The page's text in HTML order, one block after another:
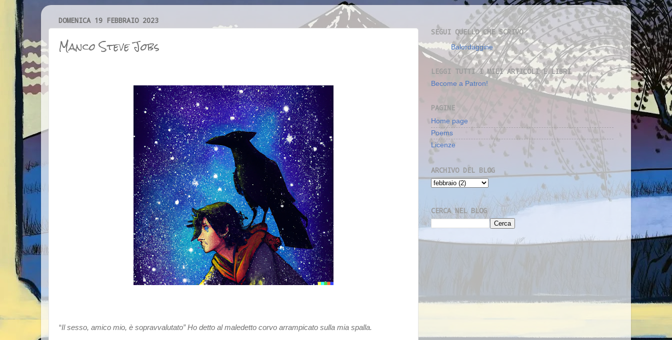
DOMENICA 19 FEBBRAIO 2023
Manco Steve Jobs
“Il sesso, amico mio, è sopravvalutato” Ho detto al maledetto corvo arrampicato sulla mia spalla.
SEGUI QUELLO CHE SCRIVO
Balordaggine
LEGGI TUTTI I MIEI ARTICOLI E LIBRI
Become a Patron!
PAGINE
Home page
Poems
Licenze
ARCHIVO DEL BLOG
CERCA NEL BLOG